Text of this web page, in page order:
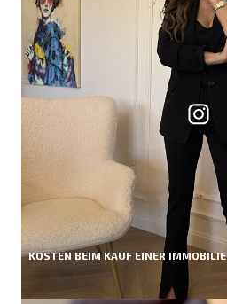
KOSTEN BEIM KAUF EINER IMMOBILIE